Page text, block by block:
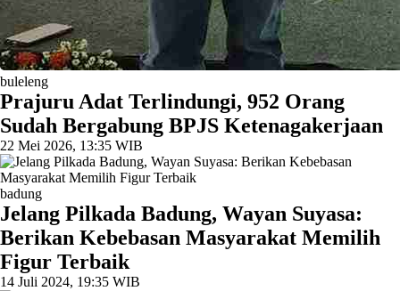
buleleng
Prajuru Adat Terlindungi, 952 Orang
Sudah Bergabung BPJS Ketenagakerjaan
22 Mei 2026, 13:35 WIB
badung
Jelang Pilkada Badung, Wayan Suyasa:
Berikan Kebebasan Masyarakat Memilih
Figur Terbaik
14 Juli 2024, 19:35 WIB